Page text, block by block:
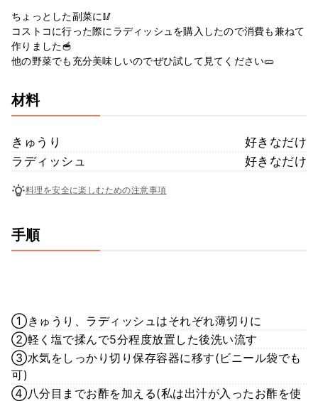
ちょっとした副菜に🥢
コストコに行った際にラディッシュを購入したので消費も兼ねて
作りました🥣
他の野菜でも充分美味しいのでぜひ試して見てください🥒
材料
きゅうり
好きなだけ
ラディッシュ
好きなだけ
料理を安全に楽しむための注意事項
手順
①きゅうり、ラディッシュはそれぞれ薄切りに
②軽く塩で揉んで5分程度放置した後洗い流す
③水気をしっかり切り保存容器に移す(ビニール袋でも
可)
④八分目までお酢を加える(私は出汁が入ったお酢を使